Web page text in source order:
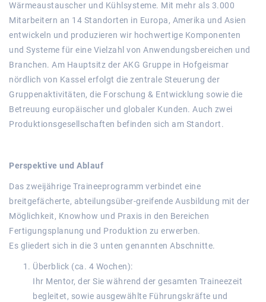
Wärmeaustauscher und Kühlsysteme. Mit mehr als 3.000
Mitarbeitern an 14 Standorten in Europa, Amerika und Asien
entwickeln und produzieren wir hochwertige Komponenten
und Systeme für eine Vielzahl von Anwendungsbereichen und
Branchen. Am Hauptsitz der AKG Gruppe in Hofgeismar
nördlich von Kassel erfolgt die zentrale Steuerung der
Gruppenaktivitäten, die Forschung & Entwicklung sowie die
Betreuung europäischer und globaler Kunden. Auch zwei
Produktionsgesellschaften befinden sich am Standort.
Perspektive und Ablauf
Das zweijährige Traineeprogramm verbindet eine
breitgefächerte, abteilungsüber-greifende Ausbildung mit der
Möglichkeit, Knowhow und Praxis in den Bereichen
Fertigungsplanung und Produktion zu erwerben.
Es gliedert sich in die 3 unten genannten Abschnitte.
Überblick (ca. 4 Wochen):
Ihr Mentor, der Sie während der gesamten Traineezeit
begleitet, sowie ausgewählte Führungskräfte und